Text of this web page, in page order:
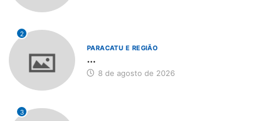
2
PARACATU E REGIÃO
...
8 de agosto de 2026
3